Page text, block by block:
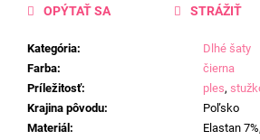
Kategória:
Dlhé šaty
Farba:
čierna
Príležitosť: ples,
Krajina pôvodu:
Poľsko
Materiál :
Elastan
OPÝTAŤ SA STRÁŽIŤ